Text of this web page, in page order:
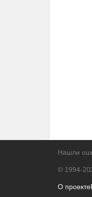
Нашли
© 1994-
О проекте